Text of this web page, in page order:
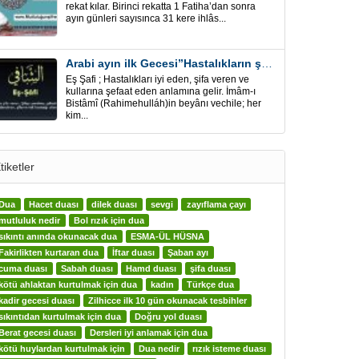
rekat kılar. Birinci rekatta 1 Fatiha’dan sonra
ayın günleri sayısınca 31 kere ihlâs...
Arabi ayın ilk Gecesi”Hastalıkların şifa için” Eş-Şafi
Eş Şafi ; Hastalıkları iyi eden, şifa veren ve
kullarına şefaat eden anlamına gelir. İmâm-ı
Bistâmî (Rahimehulláh)in beyânı vechile; her
kim...
Hacet duası dilek duası sevgi
zayıflama çayı
nedir
Bol rızık için dua
anında okunacak dua
ESMA-ÜL HÜSNA
kurtaran dua
İftar duası
Şaban ayı
duası
Sabah duası Hamd duası
şifa duası
ahlaktan kurtulmak için dua
kadın
Türkçe dua
gecesi duası
Zilhicce ilk 10 gün okunacak tesbihler
kurtulmak için dua
Doğru yol duası
gecesi duası
Dersleri iyi anlamak için dua
huylardan kurtulmak için
Dua nedir rızık isteme duası